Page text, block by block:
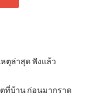
ตุล่าสุด ฟังแล้ว
ตที่บ้าน ก่อนมากราด